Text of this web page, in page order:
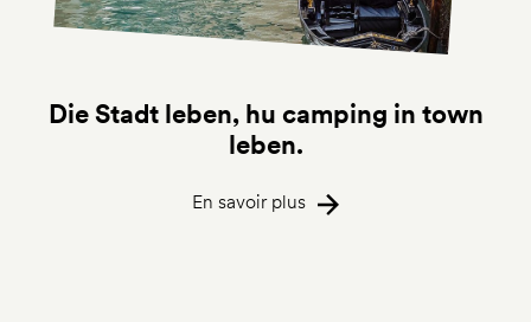
Die Stadt leben, hu camping in town
leben.
En savoir plus